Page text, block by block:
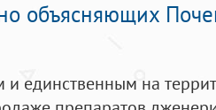
объясняющих
единственным на